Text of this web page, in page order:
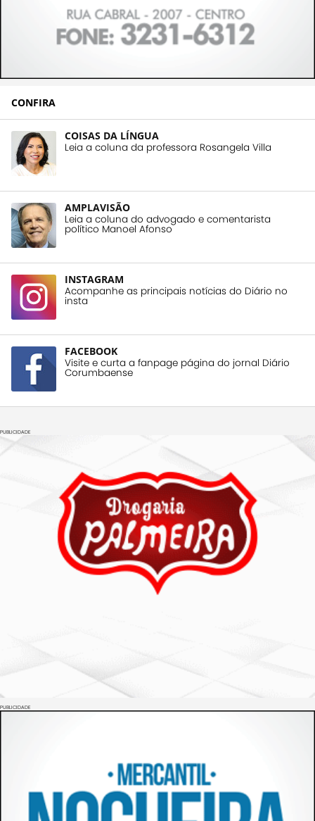
CONFIRA
COISAS DA LÍNGUA
Leia a coluna da professora Rosangela Villa
AMPLAVISÃO
Leia a coluna do advogado e comentarista
político Manoel Afonso
INSTAGRAM
Acompanhe as principais notícias do Diário no
insta
FACEBOOK
Visite e curta a fanpage página do jornal Diário
Corumbaense
PUBLICIDADE
PUBLICIDADE